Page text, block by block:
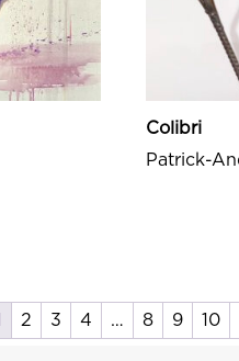
Colibri
Patrick-
2 3 4 … 8 9 10